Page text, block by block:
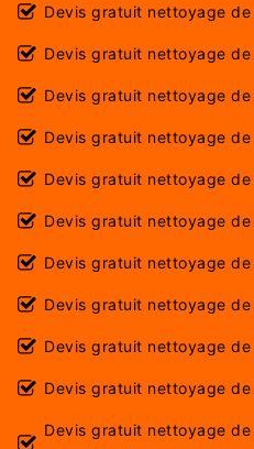
Devis gratuit nettoyage
Devis gratuit nettoyage
Devis gratuit nettoyage
Devis gratuit nettoyage
Devis gratuit nettoyage
Devis gratuit nettoyage
Devis gratuit nettoyage
Devis gratuit nettoyage
Devis gratuit nettoyage
Devis gratuit nettoyage
Devis gratuit nettoyage